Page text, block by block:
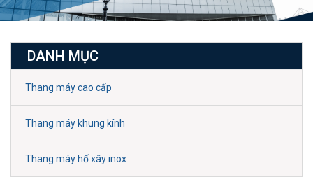
DANH MỤC
Thang máy cao cấp
Thang máy khung kính
Thang máy hố xây inox